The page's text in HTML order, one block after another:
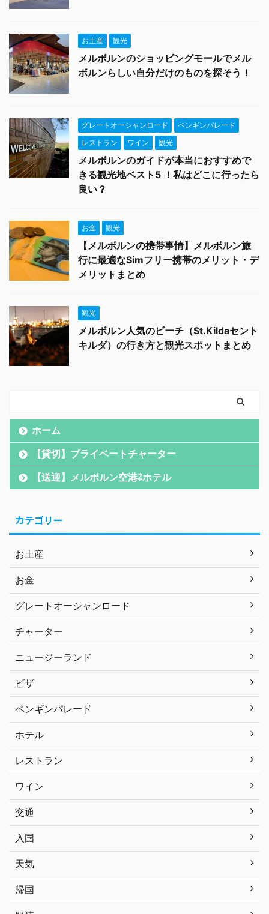
お土産 観光
メルボルンのショッピングモールでメル
ボルンらしい自分だけのものを探そう！
グレートオーシャンロード
ペンギンパレード
レストラン
ワイン 観光
メルボルンのガイドが本当におすすめで
きる観光地ベスト5 ！私はどこに行ったら
良い？
お金 観光
【メルボルンの携帯事情】メルボルン旅
行に最適なSimフリー携帯のメリット・デ
メリットまとめ
観光
メルボルン人気のビーチ（St.Kildaセント
キルダ）の行き方と観光スポットまとめ
ホーム
【貸切】プライベートチャーター
【送迎】メルボルン空港⇄ホテル
カテゴリー
お土産
お金
グレートオーシャンロード
チャーター
ニュージーランド
ビザ
ペンギンパレード
ホテル
レストラン
ワイン
交通
入国
天気
帰国